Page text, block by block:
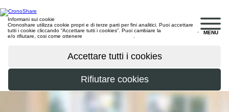
MENU
Informani sui cookie
Cronoshare utilizza cookie propri e di terze parti per fini analitici. Puoi accettare
tutti i cookie cliccando “Accettare tutti i cookies”. Puoi cambiare la
e/o rifiutare, cosi come ottenere